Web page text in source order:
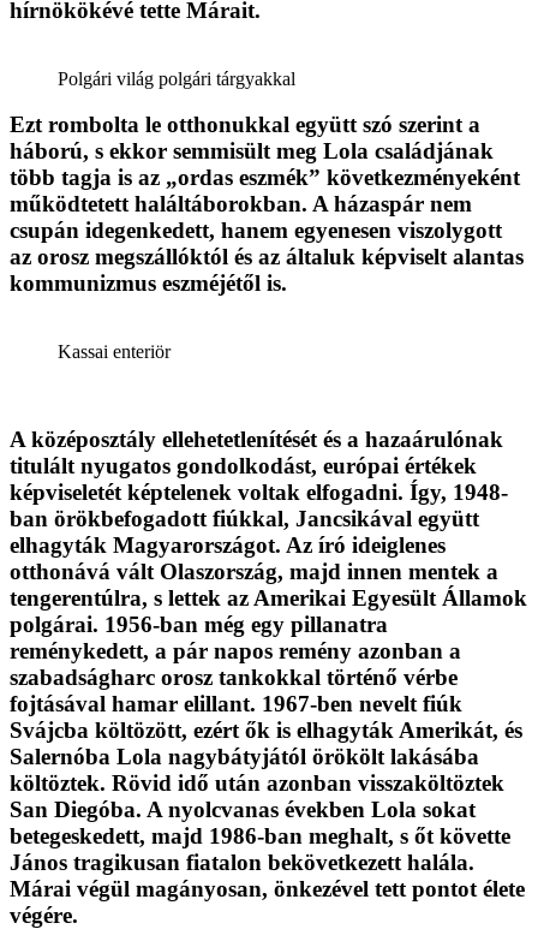
hírnökökévé tette Márait.
Polgári világ polgári tárgyakkal
Ezt rombolta le otthonukkal együtt szó szerint a
háború, s ekkor semmisült meg Lola családjának
több tagja is az „ordas eszmék” következményeként
működtetett haláltáborokban. A házaspár nem
csupán idegenkedett, hanem egyenesen viszolygott
az orosz megszállóktól és az általuk képviselt alantas
kommunizmus eszméjétől is.
Kassai enteriör
A középosztály ellehetetlenítését és a hazaárulónak
titulált nyugatos gondolkodást, európai értékek
képviseletét képtelenek voltak elfogadni. Így, 1948-
ban örökbefogadott fiúkkal, Jancsikával együtt
elhagyták Magyarországot. Az író ideiglenes
otthonává vált Olaszország, majd innen mentek a
tengerentúlra, s lettek az Amerikai Egyesült Államok
polgárai. 1956-ban még egy pillanatra
reménykedett, a pár napos remény azonban a
szabadságharc orosz tankokkal történő vérbe
fojtásával hamar elillant. 1967-ben nevelt fiúk
Svájcba költözött, ezért ők is elhagyták Amerikát, és
Salernóba Lola nagybátyjától örökölt lakásába
költöztek. Rövid idő után azonban visszaköltöztek
San Diegóba. A nyolcvanas években Lola sokat
betegeskedett, majd 1986-ban meghalt, s őt követte
János tragikusan fiatalon bekövetkezett halála.
Márai végül magányosan, önkezével tett pontot élete
végére.